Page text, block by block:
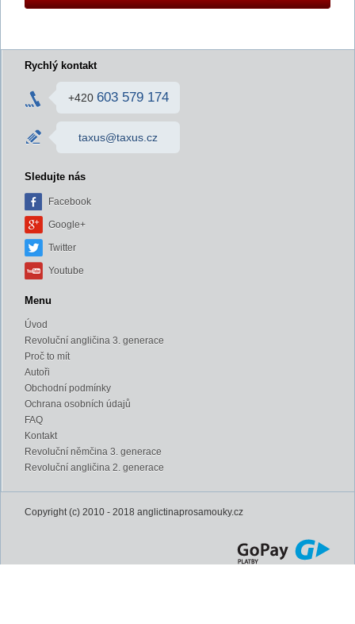
Rychlý kontakt
+420 603 579 174
taxus@taxus.cz
Sledujte nás
Facebook
Google+
Twitter
Youtube
Menu
Úvod
Revoluční angličina 3. generace
Proč to mít
Autoři
Obchodní podmínky
Ochrana osobních údajů
FAQ
Kontakt
Revoluční němčina 3. generace
Revoluční angličina 2. generace
Copyright (c) 2010 - 2018 anglictinaprosamouky.cz